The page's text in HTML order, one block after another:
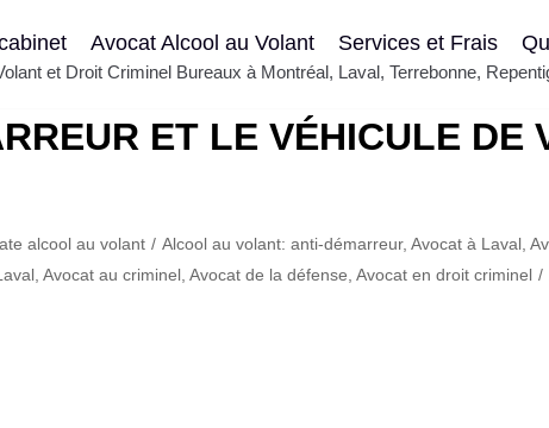
et Droit Criminel Bureaux à Montréal, Laval, Terrebonne,
Avocat Alcool au Volant Services et Frais
ET LE VÉHICULE DE
alcool au volant Alcool au volant: anti-démarreur, Avocat à Laval ,
, Avocat au criminel , Avocat de la défense, Avocat en droit criminel